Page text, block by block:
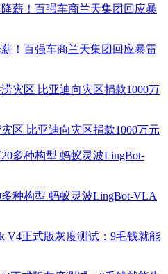
！百强车商兰天集团回应暴雷
区 比亚迪向灾区捐款1000万元
种构型 蚂蚁灵波LingBot-VLA